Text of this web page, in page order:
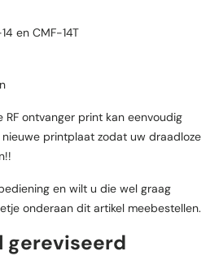
en CMF-14T
RF ontvanger print kan eenvoudig
printplaat zodat uw draadloze
en wilt u die wel graag
onderaan dit artikel meebestellen.
gereviseerd